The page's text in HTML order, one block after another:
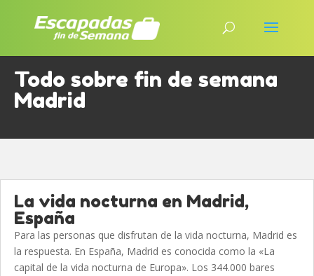
Todo sobre fin de semana
Madrid
La vida nocturna en Madrid,
España
Para las personas que disfrutan de la vida nocturna, Madrid es
la respuesta. En España, Madrid es conocida como la «La
capital de la vida nocturna de Europa». Los 344.000 bares